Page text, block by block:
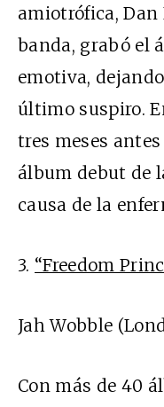
amiotrófica,
banda, grabó el
emotiva,
último suspiro.
tres meses
álbum debut de
causa de la
3. “Freedom
Jah Wobble
Con más de 40